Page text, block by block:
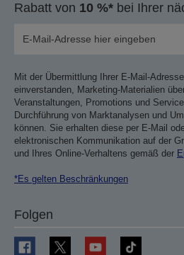
Rabatt von 10 %* bei Ihrer
Mit der Übermittlung Ihrer E-Mail-
einverstanden, Marketing-Materialien
Veranstaltungen, Promotions und
Durchführung von Marktanalysen und
können. Sie erhalten diese per E-Mail
elektronischen Kommunikation auf der
und Ihres Online-Verhaltens gemäß der
*Es gelten Beschränkungen
Folgen